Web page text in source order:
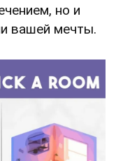
но и
вашей мечты.